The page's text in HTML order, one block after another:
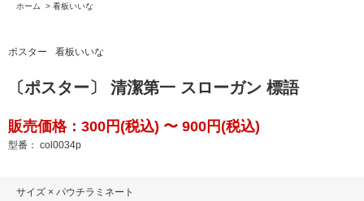
ホーム
> 看板いいな
ポスター 看板いいな
〔ポスター〕 清潔第一 スローガン 標語
販売価格：300円(税込) 〜 900円(税込)
型番： col0034p
サイズ × パウチラミネート